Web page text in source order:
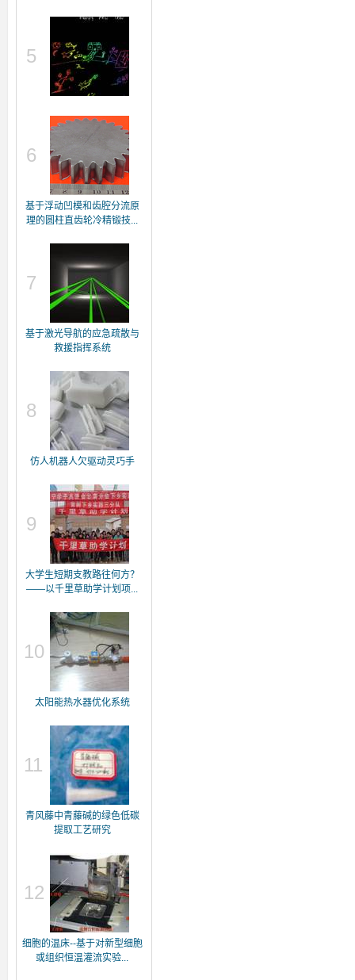
5
6
基于浮动凹模和齿腔分流原
理的圆柱直齿轮冷精锻技...
7
基于激光导航的应急疏散与
救援指挥系统
8
仿人机器人欠驱动灵巧手
9
大学生短期支教路往何方？
——以千里草助学计划项...
10
太阳能热水器优化系统
11
青风藤中青藤碱的绿色低碳
提取工艺研究
12
细胞的温床--基于对新型细胞
或组织恒温灌流实验...